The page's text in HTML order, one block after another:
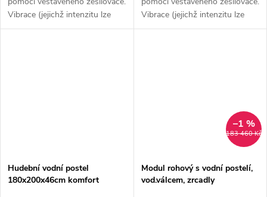
Vibrace (jejichž intenzitu lze
podle potřeby upravit pomocí
Vibrace (jejichž intenzitu lze
podle potřeby upravit pomocí
Hudební vodní postel
180x200x46cm komfort
183 460 Kč
–1 %
Modul rohový s vodní postelí,
vod.válcem, zrcadly